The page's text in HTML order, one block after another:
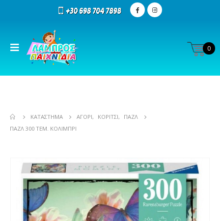
0
ΚΑΤΆΣΤΗΜΑ ΑΓΌΡΙ, ΚΟΡΊΤΣΙ,
ΠΑΖΛ
ΠΑΖΛ 300 ΤΕΜ. ΚΟΛΙΜΠΡΙ